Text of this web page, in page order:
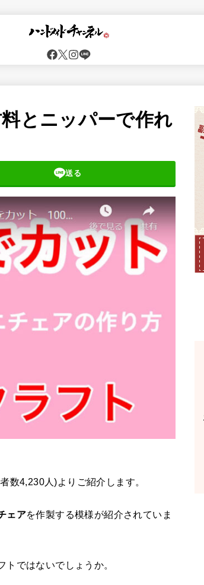
とニッパーで作れ
送る
数4,230人)よりご紹介します。
ェアを作製する模様が紹介されていま
ではないでしょうか。